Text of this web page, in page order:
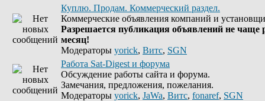
Куплю. Продам. Коммерческий раздел.
Коммерческие объявления компаний и
Разрешается публикация объявлений не чаще
месяц!
Модераторы yorick, Витс, SGN
Работа Sat-Digest и форума
Обсуждение работы сайта и форума.
Замечания, предложения, пожелания.
Модераторы yorick, JaWa, Витс, fonaref, SGN